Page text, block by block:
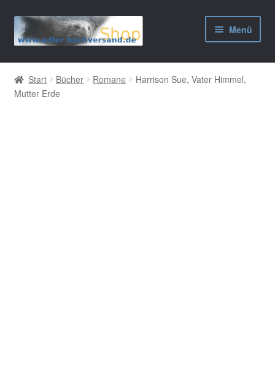
Zur
Navigation
Zum
Inhalt
Menü
AGB
Widerrufsbelehrung
Start Bücher Romane
Harrison Sue, Vater Himmel,
Mutter Erde